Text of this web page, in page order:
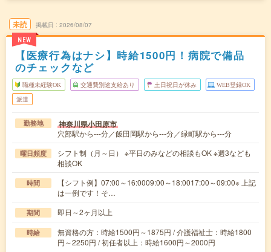
未読
NEW
掲載日 2026/08/07
【医療行為はナシ】時給1500円！病院で備品
のチェックなど
職種未経験OK 交通費別途支給あり 土日祝日が休み WEB登録OK
派遣
勤務地 神奈川県小田原市
穴部駅から---分／飯田岡駅から---分／緑町駅から---分
曜日頻度
シフト制（月～日） ※平日のみなどの相談もOK ※週3なども
相談OK
時間
【シフト例】07:00～16:0009:00～18:0017:00～09:00※ 上記
は一例です！そ…
期間 即日～2ヶ月以上
時給
無資格の方：時給1500円～1875円 / 介護福祉士：時給1800
円～2250円 / 初任者以上：時給1600円～2000円